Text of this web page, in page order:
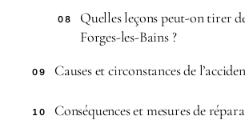
08
Quelles leçons peut-on tirer
Forges-les-Bains ?
09 Causes et circonstances de
10 Conséquences et mesures de